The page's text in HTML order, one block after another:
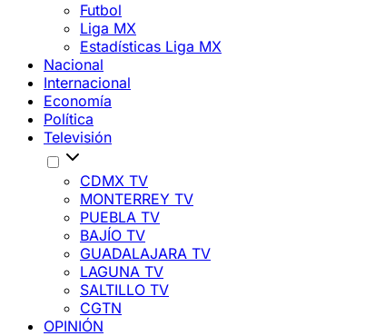
Futbol
Liga MX
Estadísticas Liga MX
Nacional
Internacional
Economía
Política
Televisión
CDMX TV
MONTERREY TV
PUEBLA TV
BAJÍO TV
GUADALAJARA TV
LAGUNA TV
SALTILLO TV
CGTN
OPINIÓN